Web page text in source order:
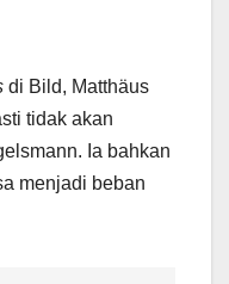
di Bild, Matthäus
tidak akan
Ia bahkan
menjadi beban